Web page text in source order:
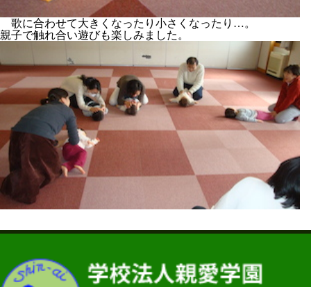
歌に合わせて大きくなったり小さくなったり…。
親子で触れ合い遊びも楽しみました。